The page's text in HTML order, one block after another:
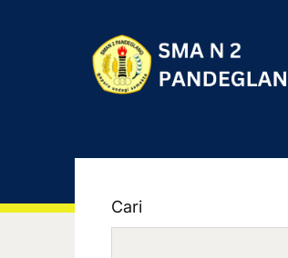
Cari